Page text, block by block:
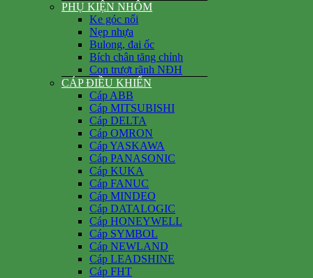
PHỤ KIỆN NHÔM
Ke góc nổi
Nẹp nhựa
Bulong, đai ốc
Bích chân tăng chỉnh
Con trượt rãnh NĐH
CÁP ĐIỀU KHIỂN
Cáp ABB
Cáp MITSUBISHI
Cáp DELTA
Cáp OMRON
Cáp YASKAWA
Cáp PANASONIC
Cáp KUKA
Cáp FANUC
Cáp MINDEO
Cáp DATALOGIC
Cáp HONEYWELL
Cáp SYMBOL
Cáp NEWLAND
Cáp LEADSHINE
Cáp FHT